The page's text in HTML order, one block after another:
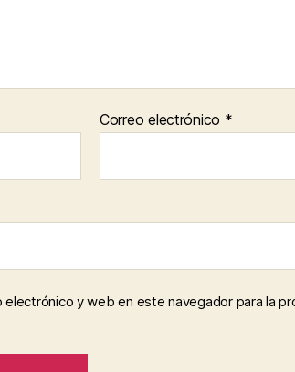
Correo electrónico *
electrónico y web en este navegador para la